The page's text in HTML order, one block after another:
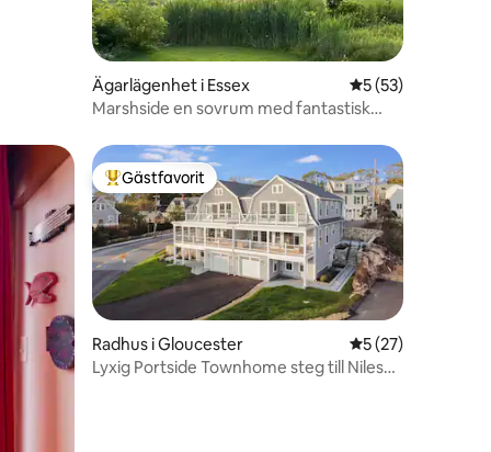
Ägarlägenhet i Essex 5 av 5 i
5 (53)
Marshside en sovrum med fantastisk
Populär gästfavorit
Gästfavorit
Radhus i Gloucester 5 av 5 i
5 (27)
Lyxig Portside Townhome steg till Niles